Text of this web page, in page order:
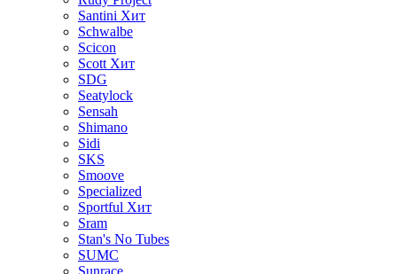
Santini Хит
Schwalbe
Scicon
Scott Хит
SDG
Seatylock
Sensah
Shimano
Sidi
SKS
Smoove
Specialized
Sportful Хит
Sram
Stan's No Tubes
SUMC
Sunrace